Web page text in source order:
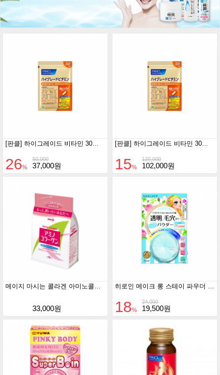
50,000
26% 37,000원
120,000
15% 102,000원
메이지 마시는 콜라겐 아미노콜라겐 30일분(리필용)
33,000원
히로인 메이크 롱 스테이 파우더 클리어커버 루센트 컬러
24,000
18% 19,500원